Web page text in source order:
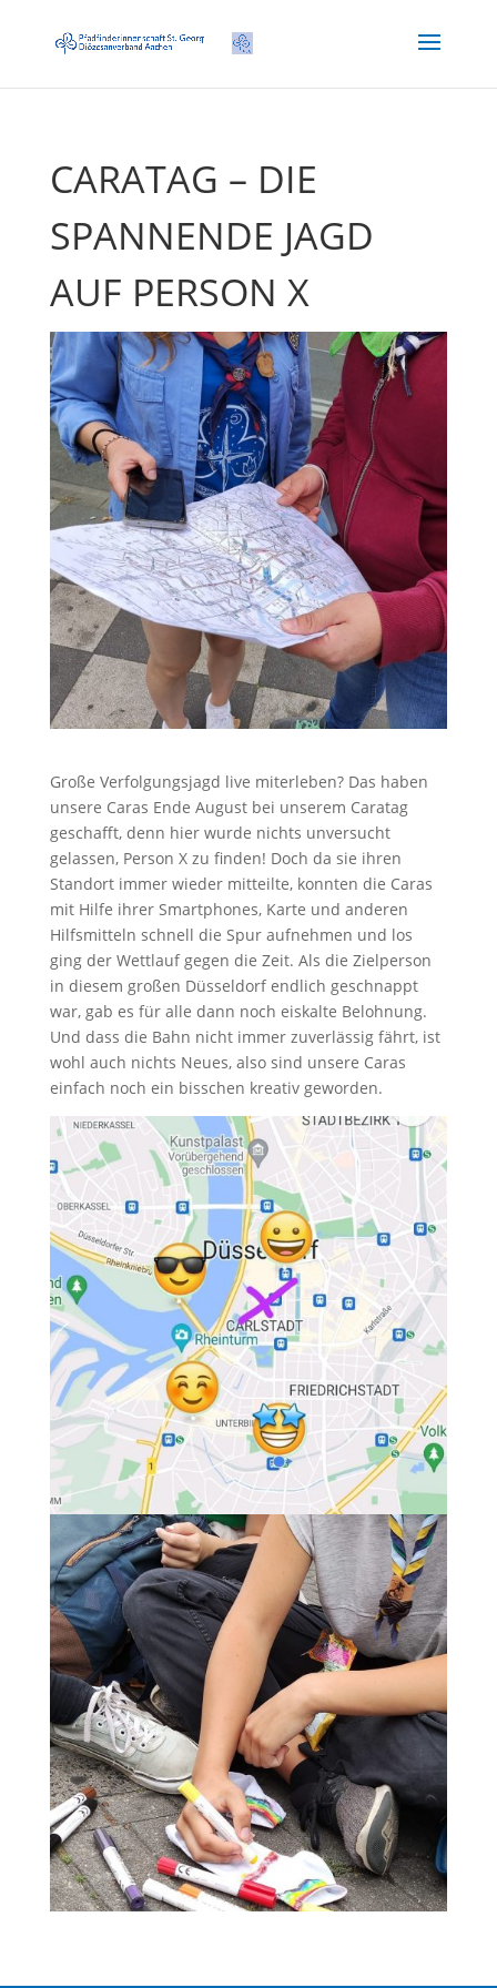
CARATAG – DIE
SPANNENDE JAGD
AUF PERSON X
Große Verfolgungsjagd live miterleben? Das haben
unsere Caras Ende August bei unserem Caratag
geschafft, denn hier wurde nichts unversucht
gelassen, Person X zu finden! Doch da sie ihren
Standort immer wieder mitteilte, konnten die Caras
mit Hilfe ihrer Smartphones, Karte und anderen
Hilfsmitteln schnell die Spur aufnehmen und los
ging der Wettlauf gegen die Zeit. Als die Zielperson
in diesem großen Düsseldorf endlich geschnappt
war, gab es für alle dann noch eiskalte Belohnung.
Und dass die Bahn nicht immer zuverlässig fährt, ist
wohl auch nichts Neues, also sind unsere Caras
einfach noch ein bisschen kreativ geworden.